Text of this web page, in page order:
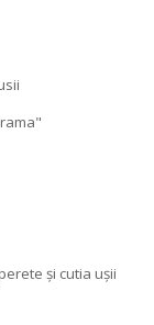
și cutia ușii